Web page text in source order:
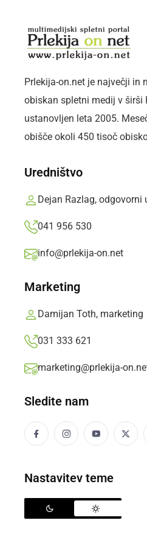
PETEK, 7. AVGUST 2026 Sledite
Prlekija-on.net je največji in
obiskan spletni medij v širši
ustanovljen leta 2005.
obišče okoli 450 tisoč
Uredništvo
Dejan Razlag, odgovorni
041 956 530
info@prlekija-on.net
Marketing
Damijan Toth, marketing
031 333 621
marketing@prlekija-
Sledite nam
Nastavitev teme
Naslovnica
samo
V zadnjih
Brez